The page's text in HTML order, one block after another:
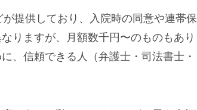
提供しており、入院時の同意や連帯保
りますが、月額数千円〜のものもあり
、信頼できる人（弁護士・司法書士・